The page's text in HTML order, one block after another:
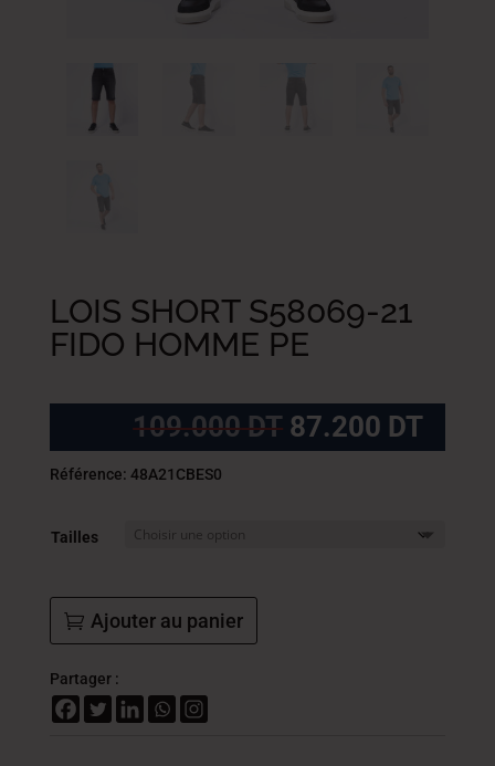
LOIS SHORT S58069-21
FIDO HOMME PE
109.000DT Le
prix
87.200 DTLe
prix
Référence: 48A21CBES0
Tailles
Ajouter au panier
Partager :